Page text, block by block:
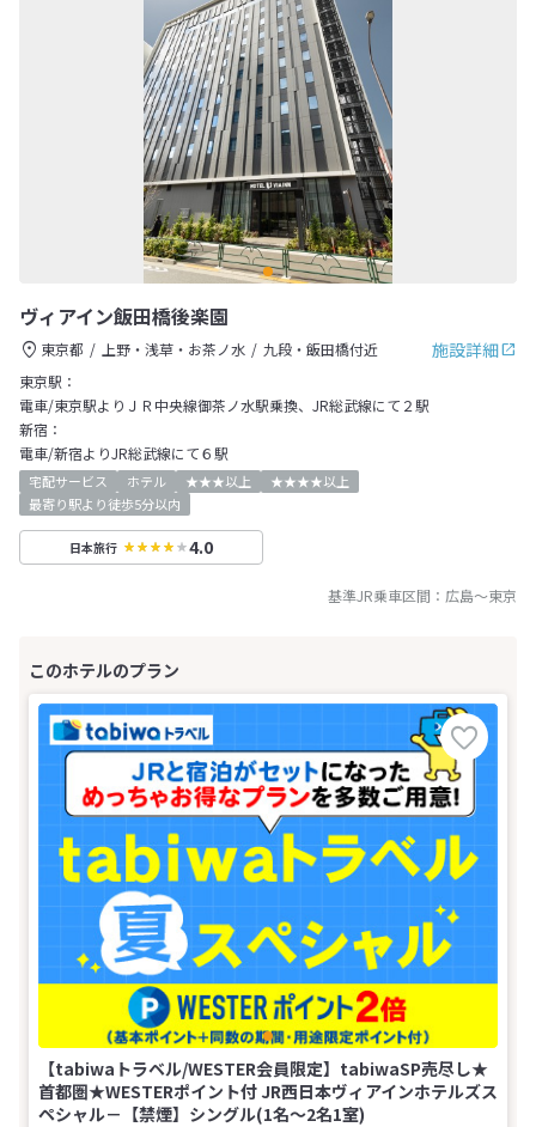
ヴィアイン飯田橋後楽園
施設詳細
東京都 上野・浅草・お茶ノ水
九段・飯田橋付近
東京駅：
電車/東京駅よりＪＲ中央線御茶ノ水駅乗換、JR総武線にて２駅
新宿：
電車/新宿よりJR総武線にて６駅
宅配サービス ホテル ★★★以上
★★★★以上
最寄り駅より徒歩5分以内
日本旅行 4.0
基準JR乗車区間： 広島～東京
【tabiwaトラベル/WESTER会員限定】tabiwaSP売尽し★
首都圏★WESTERポイント付 JR西日本ヴィアインホテルズス
ペシャル－【禁煙】シングル(1名～2名1室)